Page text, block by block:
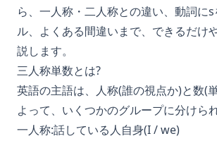
ら、一人称・二人称との違い、動詞に
ル、よくある間違いまで、できるだけ
説します。
三人称単数とは?
英語の主語は、人称(誰の視点か)と数(
よって、いくつかのグループに分けられ
一人称:話している人自身(I / we)